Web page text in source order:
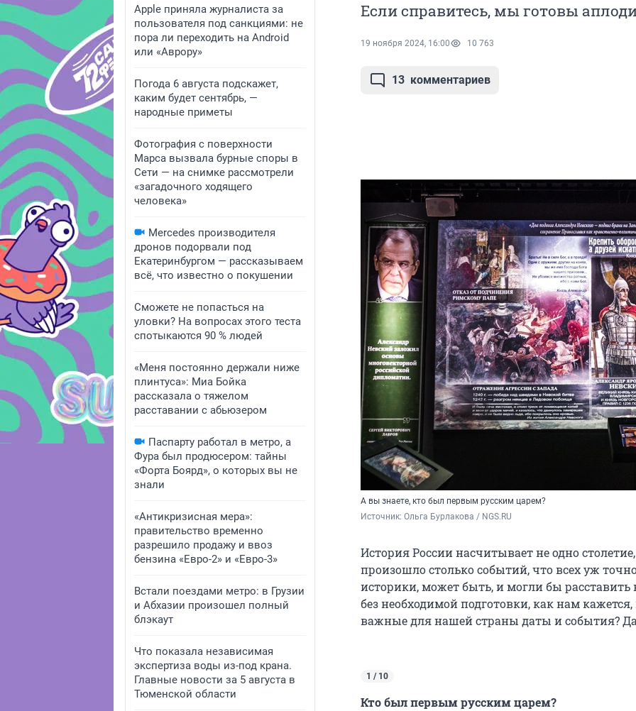
Apple приняла журналиста за
пользователя под санкциями: не
пора ли переходить на Android
или «Аврору»
Погода 6 августа подскажет,
каким будет сентябрь, —
народные приметы
Фотография с поверхности
Марса вызвала бурные споры в
Сети — на снимке рассмотрели
«загадочного ходящего
человека»
Mercedes производителя
дронов подорвали под
Екатеринбургом — рассказываем
всё, что известно о покушении
Сможете не попасться на
уловки? На вопросах этого теста
спотыкаются 90 % людей
«Меня постоянно держали ниже
плинтуса»: Миа Бойка
рассказала о тяжелом
расставании с абьюзером
Паспарту работал в метро, а
Фура был продюсером: тайны
«Форта Боярд», о которых вы не
знали
«Антикризисная мера»:
правительство временно
разрешило продажу и ввоз
бензина «Евро-2» и «Евро-3»
Встали поездами метро: в Грузии
и Абхазии произошел полный
блэкаут
Что показала независимая
экспертиза воды из-под крана.
Главные новости за 5 августа в
Тюменской области
Если справитесь, мы готовы
19 ноября 2024, 16:00 10 763
13 комментариев
А вы знаете, кто был первым русским царем?
Источник: Ольга Бурлакова / NGS.RU
История России насчитывает не одно
произошло столько событий, что всех уж
историки, может быть, и могли бы
без необходимой подготовки, как нам
важные для нашей страны даты и события?
1 / 10
Кто был первым русским царем?